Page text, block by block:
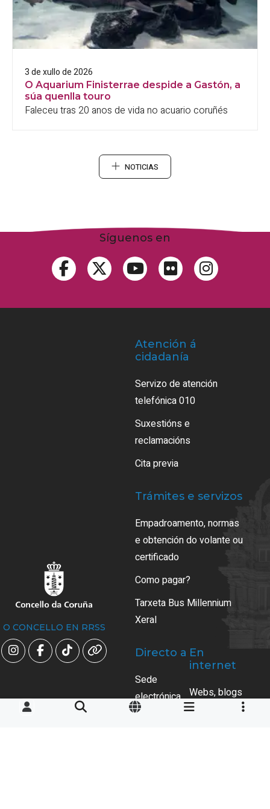
3 de xullo de 2026
O Aquarium Finisterrae despide a Gastón, a
súa quenlla touro
Faleceu tras 20 anos de vida no acuario coruñés
NOTICIAS
Síguenos en
O CONCELLO EN RRSS
Atención á
cidadanía
Servizo de atención
telefónica 010
Suxestións e
reclamacións
Cita previa
Trámites e servizos
Empadroamento, normas
e obtención do volante ou
certificado
Como pagar?
Tarxeta Bus Millennium
Xeral
Directo a
Sede
electrónica
municipal
En
internet
Webs, blogs
e redes